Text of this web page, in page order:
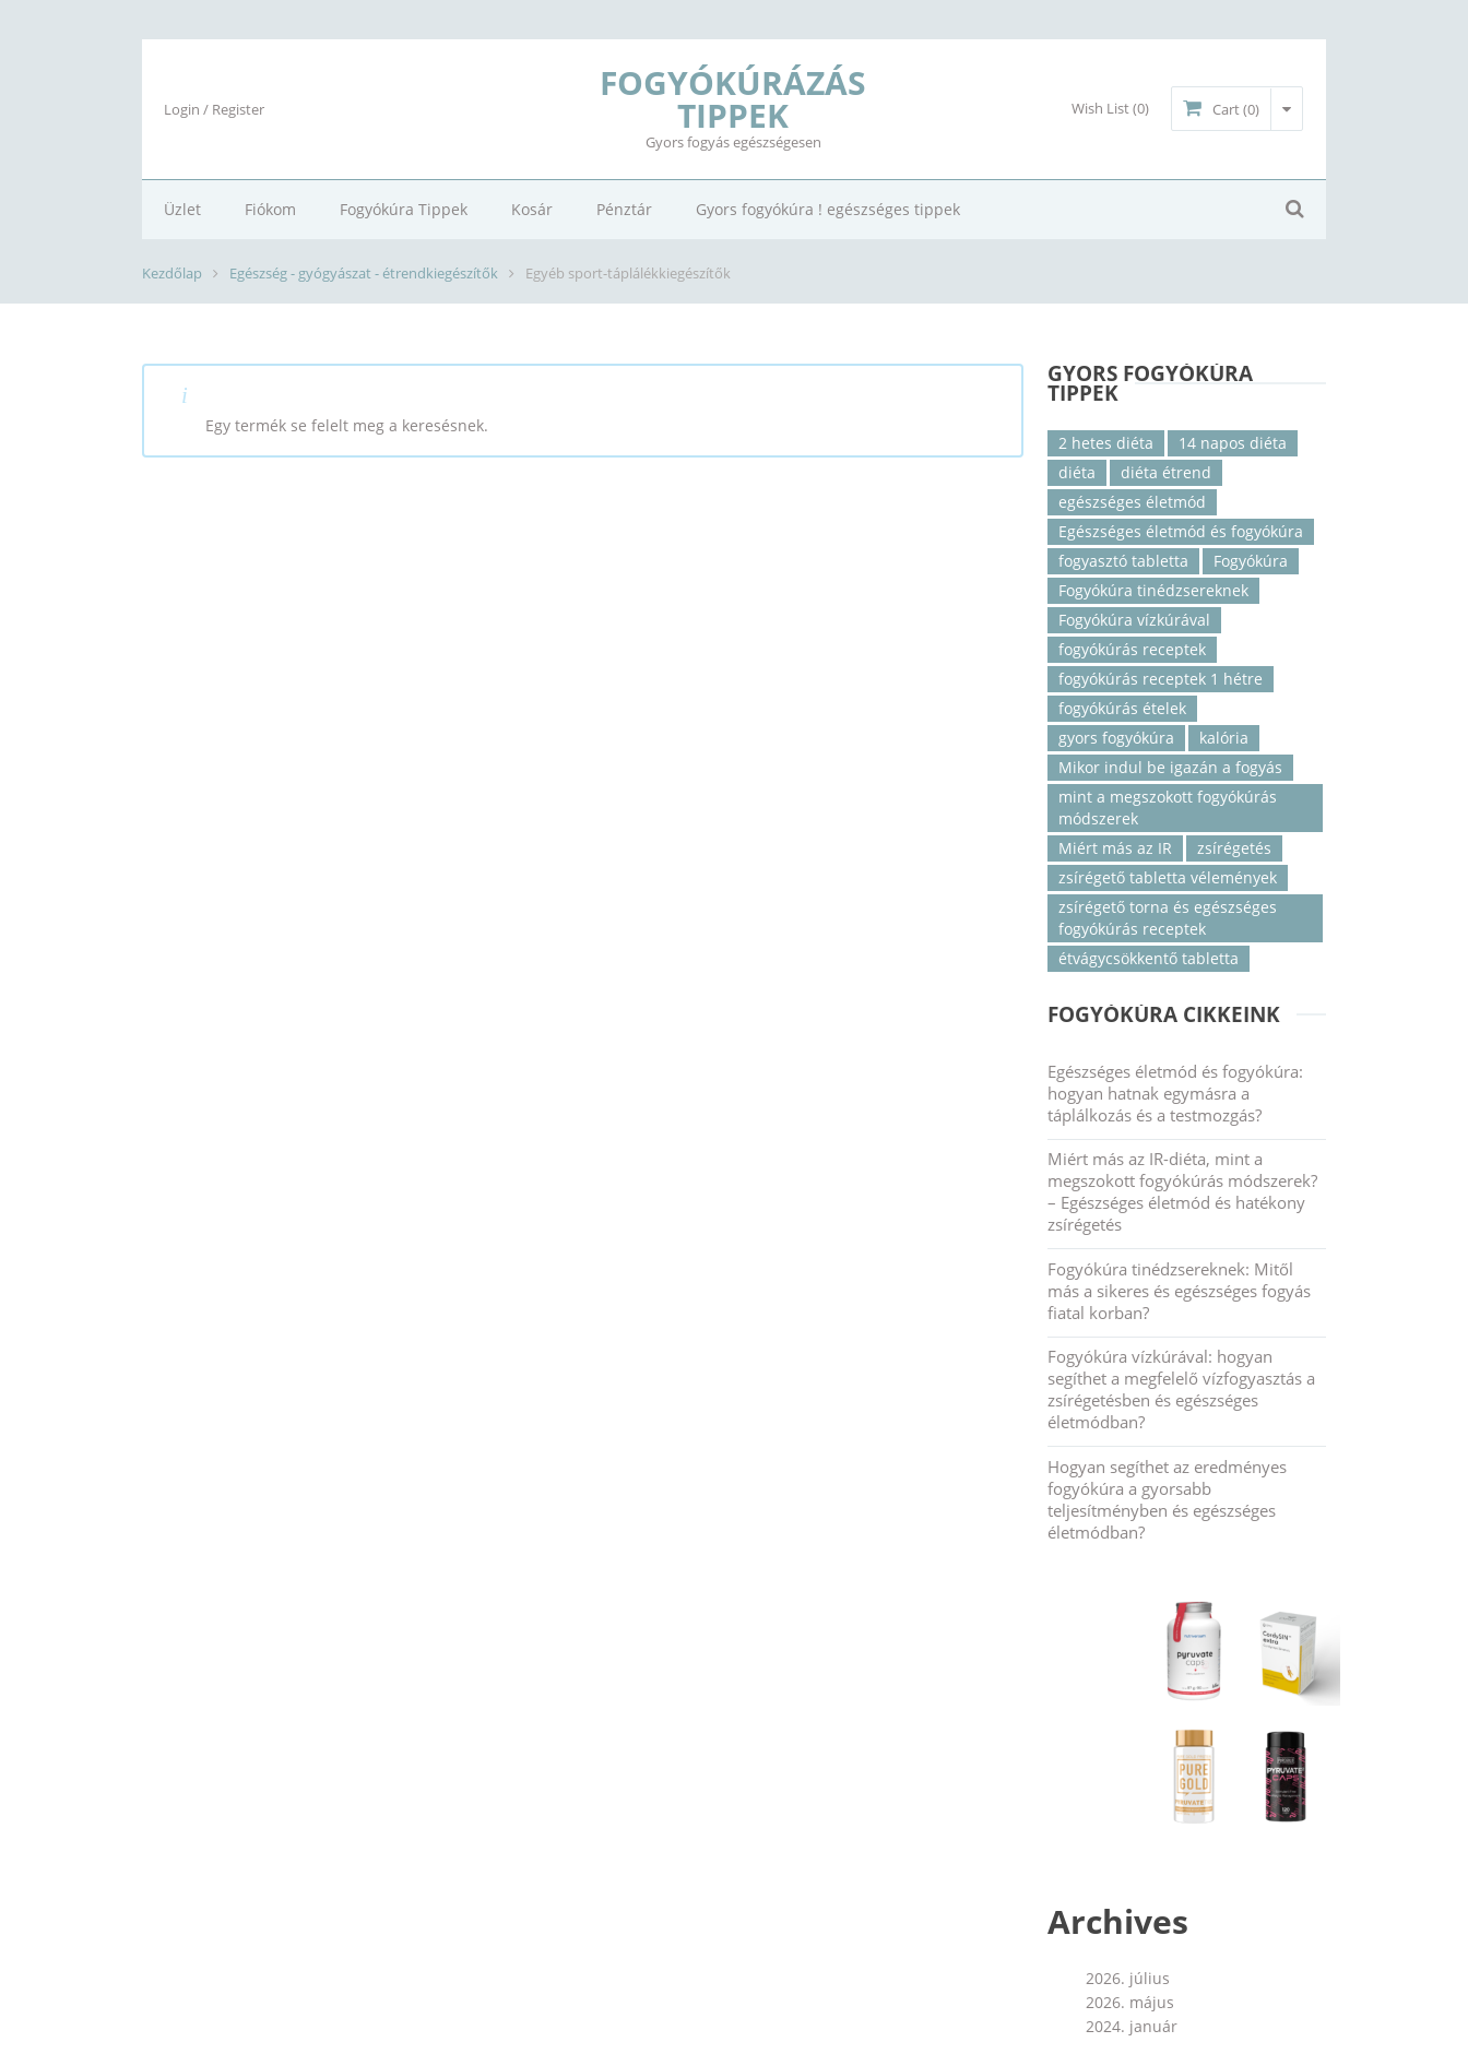
Login / Register
FOGYÓKÚRÁZÁS
TIPPEK
Gyors fogyás egészségesen
Wish List(0) Cart (0)
Üzlet Fiókom Fogyókúra Tippek Kosár Pénztár Gyors fogyókúra ! egészséges tippek
Kezdőlap Egészség - gyógyászat - étrendkiegészítők Egyéb sport-táplálékkiegészítők
EGYÉB SPORT-TÁPLÁLÉKKIEGÉSZÍTŐK
Egy termék se felelt meg a keresésnek.
GYORS FOGYÓKÚRA
TIPPEK
2 hetes diéta
14 napos diéta
diéta
diéta étrend
egészséges életmód
Egészséges életmód és fogyókúra
fogyasztó tabletta
Fogyókúra
Fogyókúra tinédzsereknek
Fogyókúra vízkúrával
fogyókúrás receptek
fogyókúrás receptek 1 hétre
fogyókúrás ételek
gyors fogyókúra
kalória
Mikor indul be igazán a fogyás
mint a megszokott fogyókúrás
módszerek
Miért más az IR
zsírégetés
zsírégető tabletta vélemények
zsírégető torna és egészséges
fogyókúrás receptek
étvágycsökkentő tabletta
FOGYÓKÚRA CIKKEINK
Egészséges életmód és fogyókúra:
hogyan hatnak egymásra a
táplálkozás és a testmozgás?
Miért más az IR-diéta, mint a
megszokott fogyókúrás módszerek?
– Egészséges életmód és hatékony
zsírégetés
Fogyókúra tinédzsereknek: Mitől
más a sikeres és egészséges fogyás
fiatal korban?
Fogyókúra vízkúrával: hogyan
segíthet a megfelelő vízfogyasztás a
zsírégetésben és egészséges
életmódban?
Hogyan segíthet az eredményes
fogyókúra a gyorsabb
teljesítményben és egészséges
életmódban?
Archives
2026. július
2026. május
2024. január